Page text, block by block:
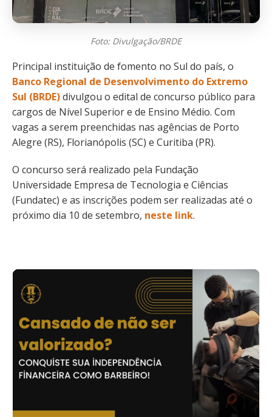
Foto: Divulgação/BRDE
Principal instituição de fomento no Sul do país, o
Banco Regional de Desenvolvimento do Extremo
Sul (BRDE)divulgou o edital de concurso público para
cargos de Nível Superior e de Ensino Médio. Com
vagas a serem preenchidas nas agências de Porto
Alegre (RS), Florianópolis (SC) e Curitiba (PR).
O concurso será realizado pela Fundação
Universidade Empresa de Tecnologia e Ciências
(Fundatec) e as inscrições podem ser realizadas até o
próximo dia 10 de setembro, neste link.